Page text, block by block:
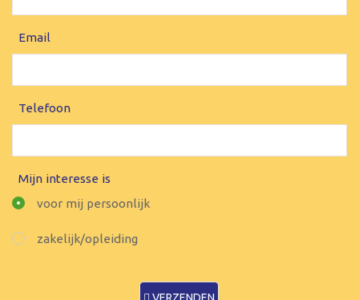
Email
Telefoon
Mijn interesse is
voor mij persoonlijk
zakelijk/opleiding